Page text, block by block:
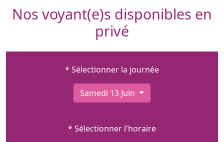
Nos voyant(e)s disponibles en
privé
* Sélectionner la journée
Samedi 13 Juin
* Sélectionner l'horaire